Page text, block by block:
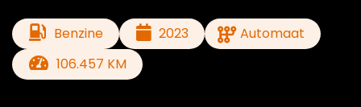
Benzine 2023
Automaat
106.457 KM